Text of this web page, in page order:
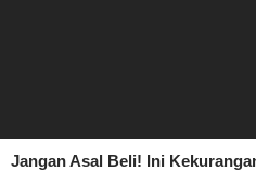
Jangan Asal Beli! Ini